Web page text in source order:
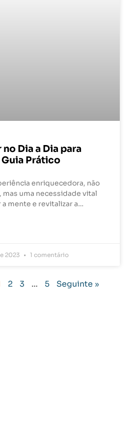
Dia a Dia para
Prático
enriquecedora, não
mas uma necessidade vital
a mente e revitalizar a…
2023 1 comentário
2 3 … 5 Seguinte »